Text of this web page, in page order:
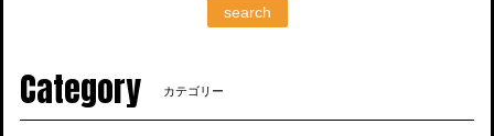
search
Category カテゴリー